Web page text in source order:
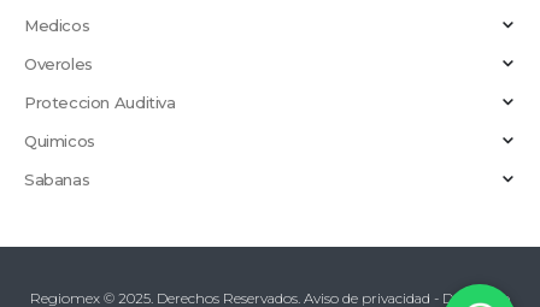
Medicos
Overoles
Proteccion Auditiva
Quimicos
Sabanas
Regiomex © 2025. Derechos Reservados. Aviso de privacidad - Desarrollo